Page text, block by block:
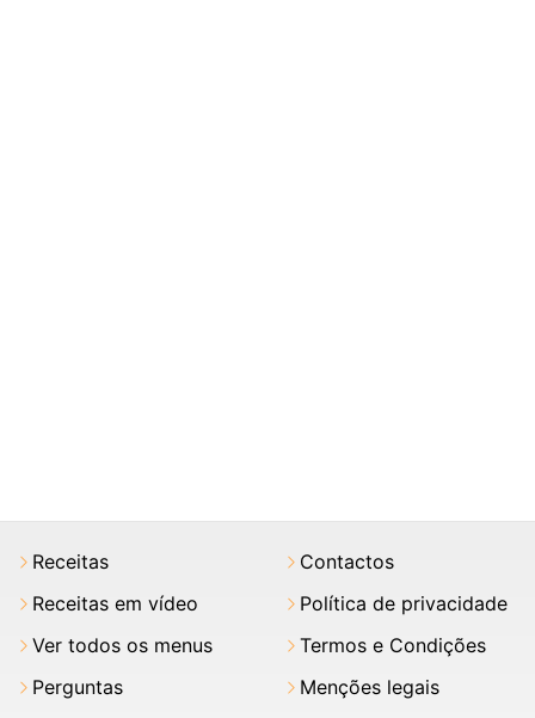
Receitas
Receitas em vídeo
Ver todos os menus
Perguntas
Contactos
Política de privacidade
Termos e Condições
Menções legais